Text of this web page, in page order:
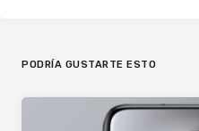
PODRÍA GUSTARTE ESTO